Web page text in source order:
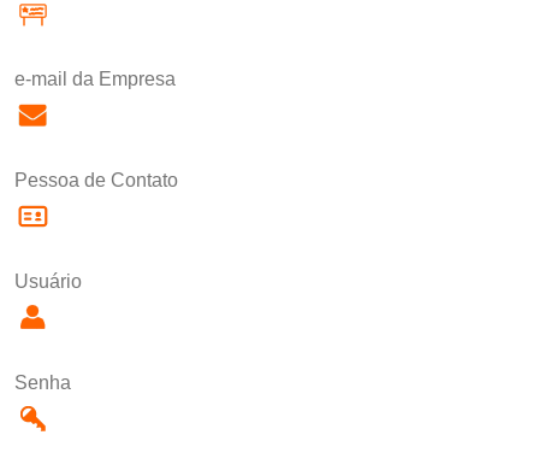
e-mail da Empresa
Pessoa de Contato
Usuário
Senha